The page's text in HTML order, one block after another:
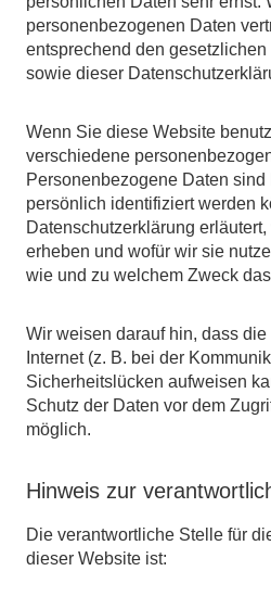
personenbezogenen Daten
entsprechend den
sowie dieser
Wenn Sie diese Website
verschiedene
Personenbezogene Daten
persönlich identifiziert werden
Datenschutzerklärung
erheben und wofür wir sie
wie und zu welchem Zweck
Wir weisen darauf hin, dass
Internet (z. B. bei der
Sicherheitslücken aufweisen
Schutz der Daten vor dem
möglich.
Hinweis zur
Die verantwortliche Stelle für
dieser Website ist: